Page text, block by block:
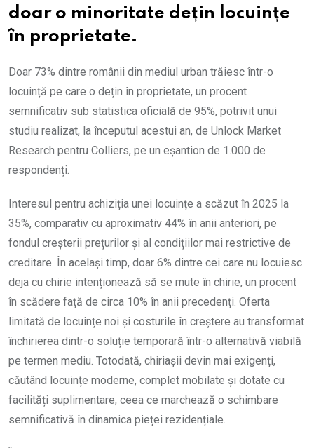
doar o minoritate dețin locuințe
în proprietate.
Doar 73% dintre românii din mediul urban trăiesc într-o
locuință pe care o dețin în proprietate, un procent
semnificativ sub statistica oficială de 95%, potrivit unui
studiu realizat, la începutul acestui an, de Unlock Market
Research pentru Colliers, pe un eșantion de 1.000 de
respondenți.
Interesul pentru achiziția unei locuințe a scăzut în 2025 la
35%, comparativ cu aproximativ 44% în anii anteriori, pe
fondul creșterii prețurilor și al condițiilor mai restrictive de
creditare. În același timp, doar 6% dintre cei care nu locuiesc
deja cu chirie intenționează să se mute în chirie, un procent
în scădere față de circa 10% în anii precedenți. Oferta
limitată de locuințe noi și costurile în creștere au transformat
închirierea dintr-o soluție temporară într-o alternativă viabilă
pe termen mediu. Totodată, chiriașii devin mai exigenți,
căutând locuințe moderne, complet mobilate și dotate cu
facilități suplimentare, ceea ce marchează o schimbare
semnificativă în dinamica pieței rezidențiale.